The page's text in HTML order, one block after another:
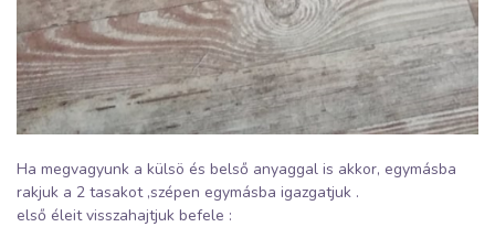
Ha megvagyunk a külsö és belső anyaggal is akkor, egymásba
rakjuk a 2 tasakot ,szépen egymásba igazgatjuk .
első éleit visszahajtjuk befele :